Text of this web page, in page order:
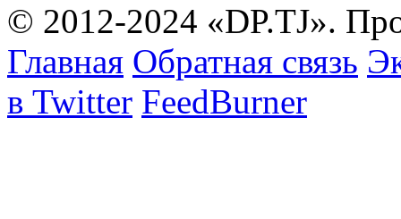
© 2012-2024 «DP.TJ».
Главная Обратная связь
в Twitter FeedBurner